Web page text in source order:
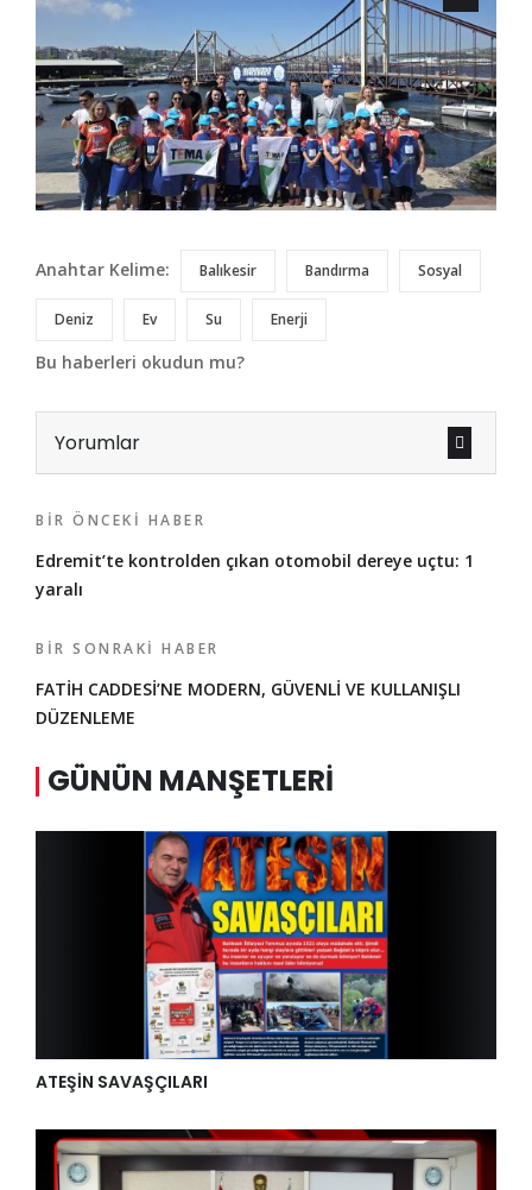
Anahtar Kelime: Balıkesir Bandırma Sosyal
Deniz Ev Su Enerji
Bu haberleri okudun mu?
Yorumlar
BIR ÖNCEKI HABER
Edremit’te kontrolden çıkan otomobil dereye uçtu: 1
yaralı
BIR SONRAKI HABER
FATİH CADDESİ’NE MODERN, GÜVENLİ VE KULLANIŞLI
DÜZENLEME
GÜNÜN MANŞETLERI
ATEŞİN SAVAŞÇILARI